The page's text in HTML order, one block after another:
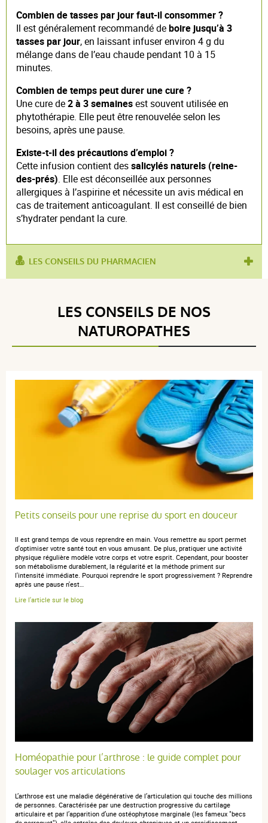
Combien de tasses par jour faut-il consommer ?
Il est généralement recommandé deboire jusqu’à 3
tasses par jour, en laissant infuser environ 4 g du
mélange dans de l’eau chaude pendant 10 à 15
minutes.
Combien de temps peut durer une cure ?
Une cure de2 à 3 semainesest souvent utilisée en
phytothérapie. Elle peut être renouvelée selon les
besoins, après une pause.
Existe-t-il des précautions d’emploi ?
Cette infusion contient dessalicylés naturels (reine-
des-prés). Elle est déconseillée aux personnes
allergiques à l’aspirine et nécessite un avis médical en
cas de traitement anticoagulant. Il est conseillé de bien
s’hydrater pendant la cure.
LES CONSEILS DU PHARMACIEN
LES CONSEILS DE NOS
NATUROPATHES
Petits conseils pour une reprise du sport en douceur
Il est grand temps de vous reprendre en main. Vous remettre au sport permet
d'optimiser votre santé tout en vous amusant. De plus, pratiquer une activité
physique régulière modèle votre corps et votre esprit. Cependant, pour booster
son métabolisme durablement, la régularité et la méthode priment sur
l'intensité immédiate. Pourquoi reprendre le sport progressivement ? Reprendre
après une pause n'est…
Lire l'article sur le blog
Homéopathie pour l’arthrose : le guide complet pour
soulager vos articulations
L’arthrose est une maladie dégénérative de l’articulation qui touche des millions
de personnes. Caractérisée par une destruction progressive du cartilage
articulaire et par l’apparition d’une ostéophytose marginale (les fameux "becs